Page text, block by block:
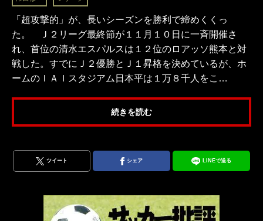
「超攻撃的」が、長いシーズンを勝利で締めくくっ
た。 Ｊ２リーグ最終節が１１月１０日に一斉開催さ
れ、首位の清水エスパルスは１２位のロアッソ熊本と対
戦した。すでにＪ２優勝とＪ１昇格を決めているが、ホ
ームのＩＡＩスタジアム日本平は１万８千人をこ…
続きを読む
ツイート シェア LINEで送る